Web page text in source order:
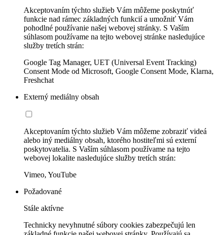
Akceptovaním týchto služieb Vám môžeme poskytnúť
funkcie nad rámec základných funkcií a umožniť Vám
pohodlné používanie našej webovej stránky. S Vaším
súhlasom používame na tejto webovej stránke nasledujúce
služby tretích strán:
Google Tag Manager, UET (Universal Event Tracking)
Consent Mode od Microsoft, Google Consent Mode, Klarna,
Freshchat
Externý mediálny obsah
Akceptovaním týchto služieb Vám môžeme zobraziť videá
alebo iný mediálny obsah, ktorého hostiteľmi sú externí
poskytovatelia. S Vaším súhlasom používame na tejto
webovej lokalite nasledujúce služby tretích strán:
Vimeo, YouTube
Požadované
Stále aktívne
Technicky nevyhnutné súbory cookies zabezpečujú len